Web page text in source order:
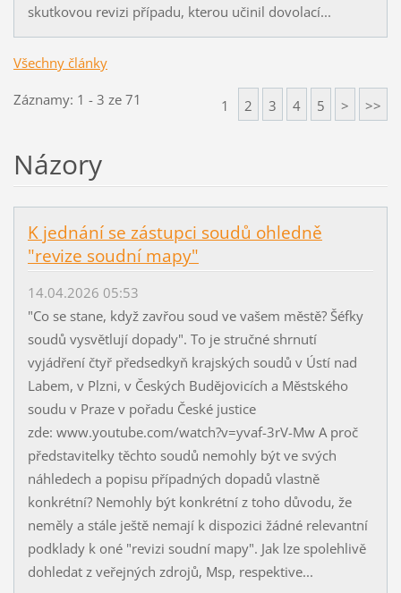
skutkovou revizi případu, kterou učinil dovolací...
Všechny články
Záznamy: 1 - 3 ze 71 1 2 3 4 5 > >>
Názory
K jednání se zástupci soudů ohledně
"revize soudní mapy"
14.04.2026 05:53
"Co se stane, když zavřou soud ve vašem městě? Šéfky
soudů vysvětlují dopady". To je stručné shrnutí
vyjádření čtyř předsedkyň krajských soudů v Ústí nad
Labem, v Plzni, v Českých Budějovicích a Městského
soudu v Praze v pořadu České justice
zde: www.youtube.com/watch?v=yvaf-3rV-Mw A proč
představitelky těchto soudů nemohly být ve svých
náhledech a popisu případných dopadů vlastně
konkrétní? Nemohly být konkrétní z toho důvodu, že
neměly a stále ještě nemají k dispozici žádné relevantní
podklady k oné "revizi soudní mapy". Jak lze spolehlivě
dohledat z veřejných zdrojů, Msp, respektive...